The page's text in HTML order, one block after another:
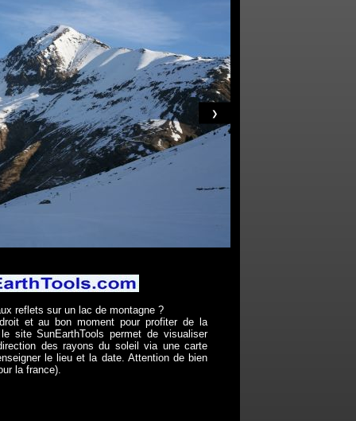
❯
reflets sur un lac de montagne ?
et au bon moment pour profiter de la
site SunEarthTools permet de visualiser
des rayons du soleil via une carte
le lieu et la date. Attention de bien
la france).